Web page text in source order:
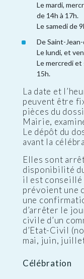
Le mardi,
de 14h à 17h.
Le samedi de
De Saint-
Le lundi, et
Le mercredi et
15h.
La date et
peuvent être
pièces du
Mairie,
Le dépôt du
avant la
Elles sont
disponibilité
il est conseillé
prévoient une
une
d’arrêter le
civile d’un
d’Etat-Civil
mai, juin,
Célébration